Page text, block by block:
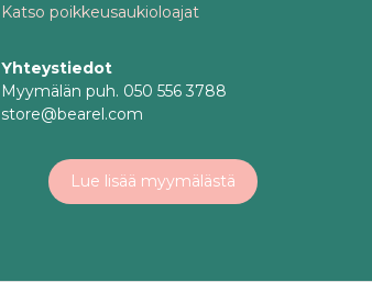
Katso poikkeusaukioloajat
Yhteystiedot
Myymälän puh. 050 556 3788
store@bearel.com
Lue lisää myymälästä